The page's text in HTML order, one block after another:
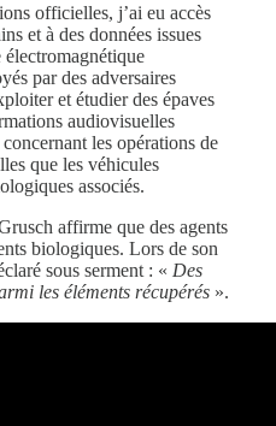
officielles, j’ai eu accès
et à des données issues
électromagnétique
par des adversaires
et étudier des épaves
audiovisuelles
les opérations de
que les véhicules
associés.
affirme que des agents
biologiques. Lors de son
sous serment : « Des
les éléments récupérés ».